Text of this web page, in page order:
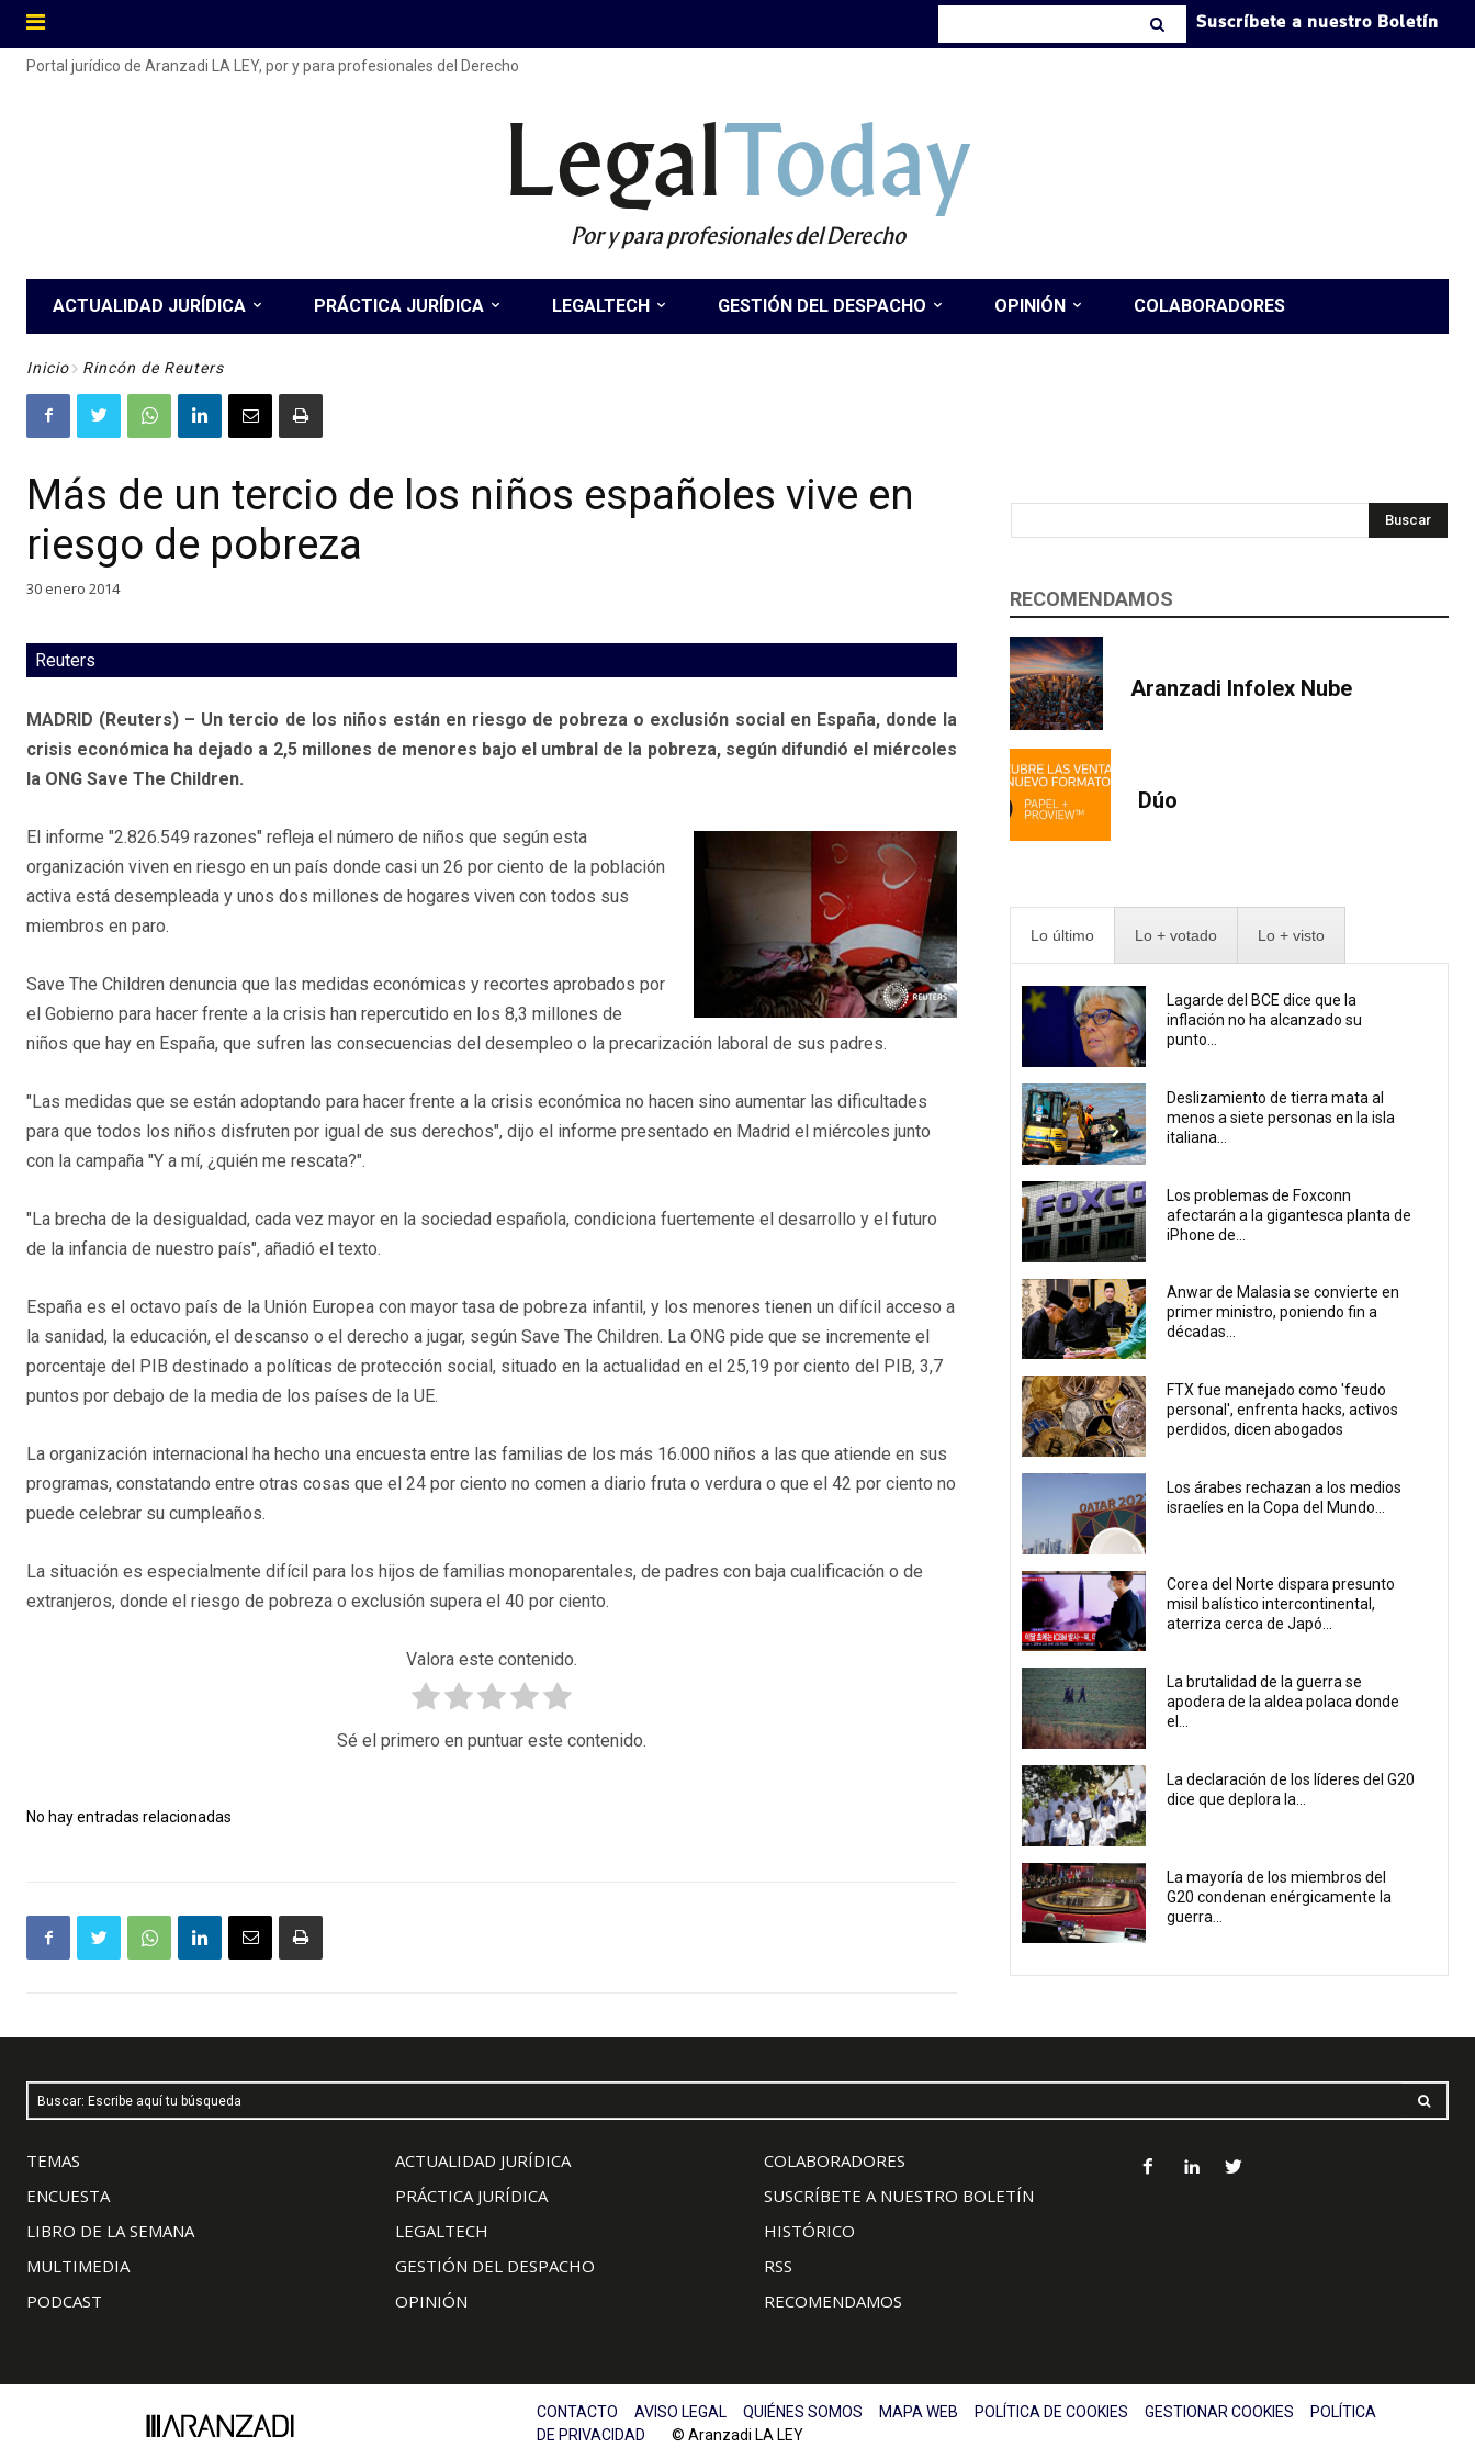
Suscríbete a nuestro Boletín
Portal jurídico de Aranzadi LA LEY, por y para profesionales del Derecho
LegalToday
Por y para profesionales del Derecho
ACTUALIDAD JURÍDICA PRÁCTICA JURÍDICA LEGALTECH GESTIÓN DEL DESPACHO OPINIÓN COLABORADORES
Inicio Rincón de Reuters
Más de un tercio de los niños españoles vive en
riesgo de pobreza
30 enero 2014
Reuters
MADRID (Reuters) – Un tercio de los niños están en riesgo de pobreza o exclusión social en España, donde la
crisis económica ha dejado a 2,5 millones de menores bajo el umbral de la pobreza, según difundió el miércoles
la ONG Save The Children.
El informe "2.826.549 razones" refleja el número de niños que según esta
organización viven en riesgo en un país donde casi un 26 por ciento de la población
activa está desempleada y unos dos millones de hogares viven con todos sus
miembros en paro.
Save The Children denuncia que las medidas económicas y recortes aprobados por
el Gobierno para hacer frente a la crisis han repercutido en los 8,3 millones de
niños que hay en España, que sufren las consecuencias del desempleo o la precarización laboral de sus padres.
"Las medidas que se están adoptando para hacer frente a la crisis económica no hacen sino aumentar las dificultades
para que todos los niños disfruten por igual de sus derechos", dijo el informe presentado en Madrid el miércoles junto
con la campaña "Y a mí, ¿quién me rescata?".
"La brecha de la desigualdad, cada vez mayor en la sociedad española, condiciona fuertemente el desarrollo y el futuro
de la infancia de nuestro país", añadió el texto.
España es el octavo país de la Unión Europea con mayor tasa de pobreza infantil, y los menores tienen un difícil acceso a
la sanidad, la educación, el descanso o el derecho a jugar, según Save The Children. La ONG pide que se incremente el
porcentaje del PIB destinado a políticas de protección social, situado en la actualidad en el 25,19 por ciento del PIB, 3,7
puntos por debajo de la media de los países de la UE.
La organización internacional ha hecho una encuesta entre las familias de los más 16.000 niños a las que atiende en sus
programas, constatando entre otras cosas que el 24 por ciento no comen a diario fruta o verdura o que el 42 por ciento no
puede celebrar su cumpleaños.
La situación es especialmente difícil para los hijos de familias monoparentales, de padres con baja cualificación o de
extranjeros, donde el riesgo de pobreza o exclusión supera el 40 por ciento.
Valora este contenido.
Sé el primero en puntuar este contenido.
No hay entradas relacionadas
Buscar
RECOMENDAMOS
Aranzadi Infolex Nube
Dúo
Lo último Lo + votado Lo + visto
Lagarde del BCE dice que la
inflación no ha alcanzado su
punto...
Deslizamiento de tierra mata al
menos a siete personas en la isla
italiana...
Los problemas de Foxconn
afectarán a la gigantesca planta de
iPhone de...
Anwar de Malasia se convierte en
primer ministro, poniendo fin a
décadas...
FTX fue manejado como 'feudo
personal', enfrenta hacks, activos
perdidos, dicen abogados
Los árabes rechazan a los medios
israelíes en la Copa del Mundo...
Corea del Norte dispara presunto
misil balístico intercontinental,
aterriza cerca de Japó...
La brutalidad de la guerra se
apodera de la aldea polaca donde
el...
La declaración de los líderes del G20
dice que deplora la...
La mayoría de los miembros del
G20 condenan enérgicamente la
guerra...
Buscar: Escribe aquí tu búsqueda
TEMAS
ENCUESTA
LIBRO DE LA SEMANA
MULTIMEDIA
PODCAST
ACTUALIDAD JURÍDICA
PRÁCTICA JURÍDICA
LEGALTECH
GESTIÓN DEL DESPACHO
OPINIÓN
COLABORADORES
SUSCRÍBETE A NUESTRO BOLETÍN
HISTÓRICO
RSS
RECOMENDAMOS
CONTACTO AVISO LEGAL QUIÉNES SOMOS MAPA WEB POLÍTICA DE COOKIES GESTIONAR COOKIES
POLÍTICA
DE PRIVACIDAD © Aranzadi LA LEY